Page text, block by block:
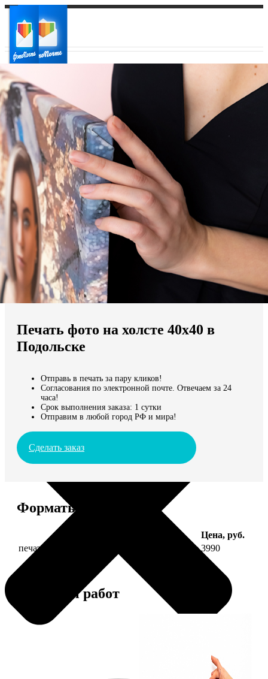
Ваш город:
Ваш регион доставки
Выберите из списка:
Мы доставляем по всему миру
Продолжить без города
Печать фото на холсте 40х40 в
Подольске
Отправь в печать за пару кликов!
Согласования по электронной почте. Отвечаем за 24
часа!
Срок выполнения заказа: 1 сутки
Отправим в любой город РФ и мира!
Сделать заказ
Форматы и цены
Цена, руб.
печать фото на холсте 40х40 на подрамнике 3990
Примеры работ